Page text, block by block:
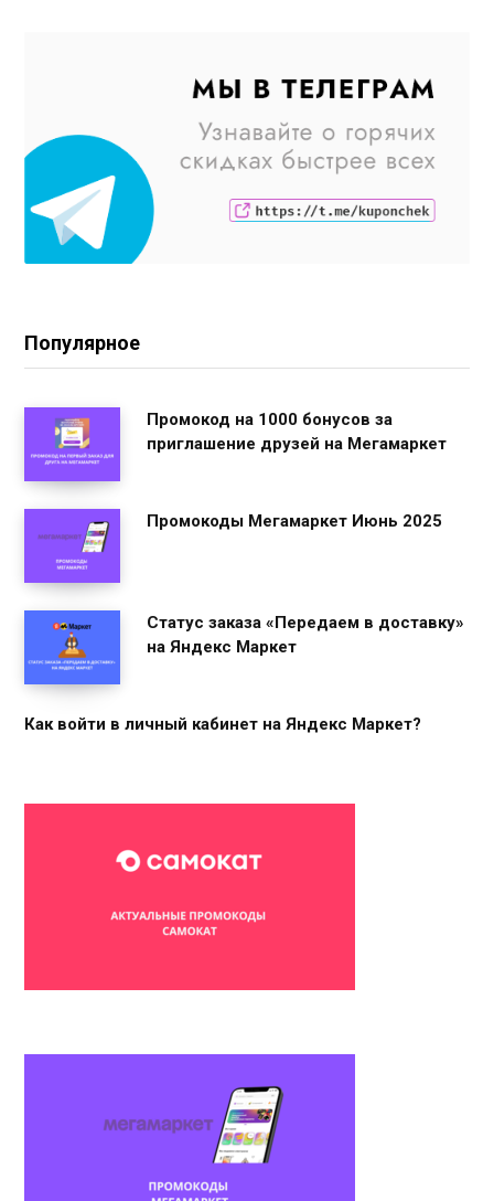
Популярное
Промокод на 1000 бонусов за
приглашение друзей на Мегамаркет
Промокоды Мегамаркет Июнь 2025
Статус заказа «Передаем в доставку»
на Яндекс Маркет
Как войти в личный кабинет на Яндекс Маркет?